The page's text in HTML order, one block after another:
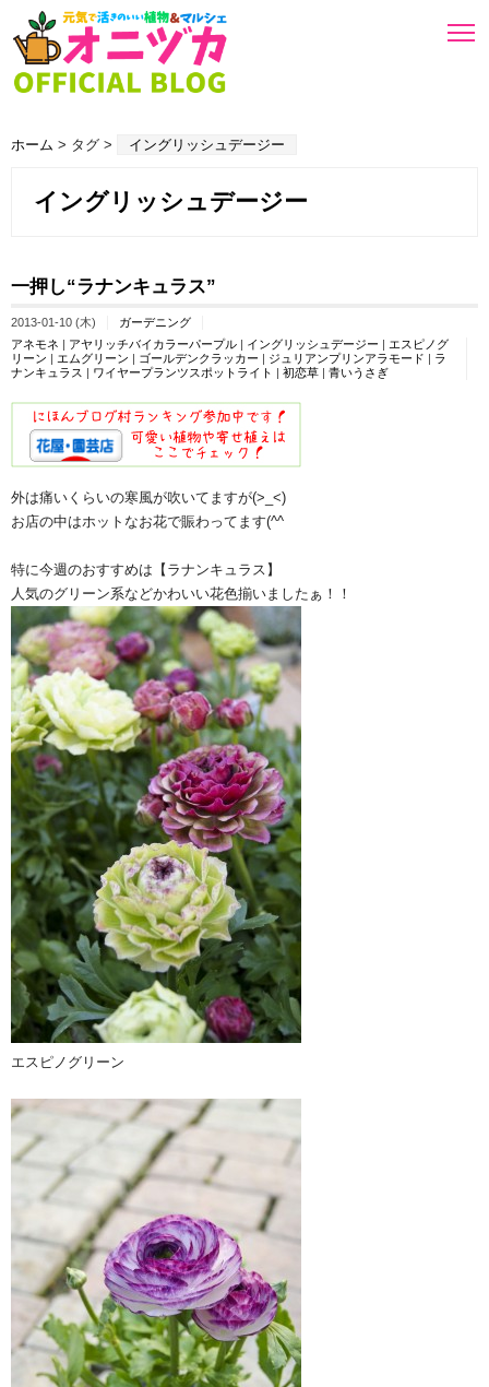
ホーム > タグ > イングリッシュデージー
イングリッシュデージー
一押し“ラナンキュラス”
2013-01-10 (木)
ガーデニング
アネモネ | アヤリッチバイカラーパープル | イングリッシュデージー | エスピノグ
リーン | エムグリーン | ゴールデンクラッカー | ジュリアンプリンアラモード | ラ
ナンキュラス | ワイヤープランツスポットライト | 初恋草 | 青いうさぎ
外は痛いくらいの寒風が吹いてますが(>_<)
お店の中はホットなお花で賑わってます(^^ゞ
特に今週のおすすめは【ラナンキュラス】
人気のグリーン系などかわいい花色揃いましたぁ！！
エスピノグリーン